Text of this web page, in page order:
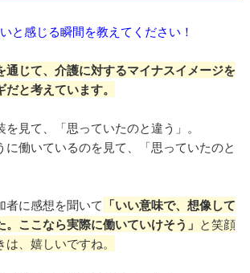
と感じる瞬間を教えてください！
通じて、介護に対するマイナスイメージを
と考えています。
見て、「思っていたのと違う」。
に働いているのを見て、「思っていたのと
者に感想を聞いて 「いい意味で、想像して
ここなら実際に働いていけそう」 と笑顔
、嬉しいですね。